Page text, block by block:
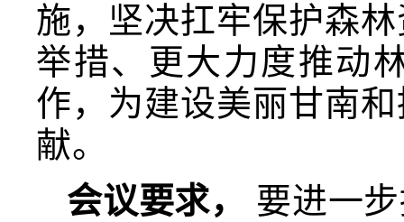
施，坚决扛牢保护森
举措、更大力度推动
作，为建设美丽甘南
献。
会议要求，
要进一